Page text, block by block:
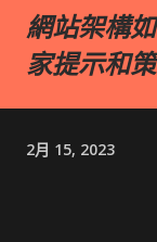
網站架構
家提示和
2月 15, 2023